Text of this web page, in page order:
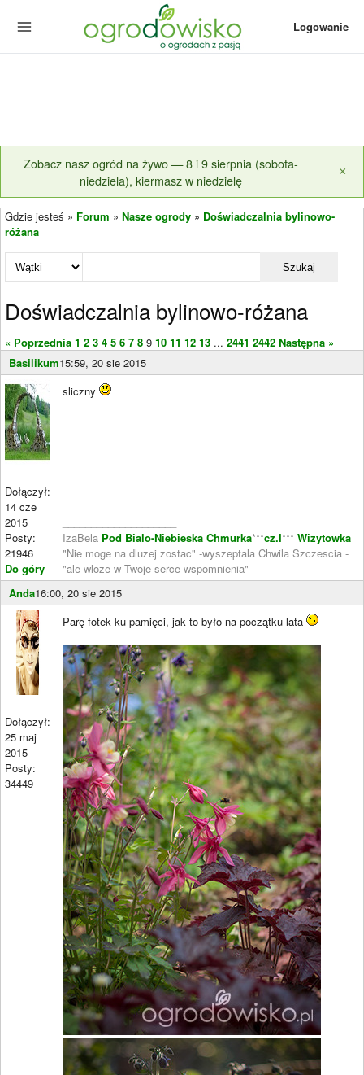
Logowanie
Zobacz nasz ogród na żywo — 8 i 9 sierpnia (sobota-
niedziela), kiermasz w niedzielę
×
Gdzie jesteś » Forum » Nasze ogrody » Doświadczalnia bylinowo-
różana
Szukaj
Doświadczalnia bylinowo-różana
« Poprzednia 1 2 3 4 5 6 7 8 9 10 11 12 13 ... 2441 2442 Następna »
Basilikum15:59, 20 sie 2015
Dołączył:
14 cze
2015
Posty:
21946
Do góry
sliczny
IzaBela Pod Bialo-Niebieska Chmurka***cz.I*** Wizytowka
"Nie moge na dluzej zostac" -wyszeptala Chwila Szczescia -
"ale wloze w Twoje serce wspomnienia"
Anda16:00, 20 sie 2015
Dołączył:
25 maj
2015
Posty:
34449
Parę fotek ku pamięci, jak to było na początku lata